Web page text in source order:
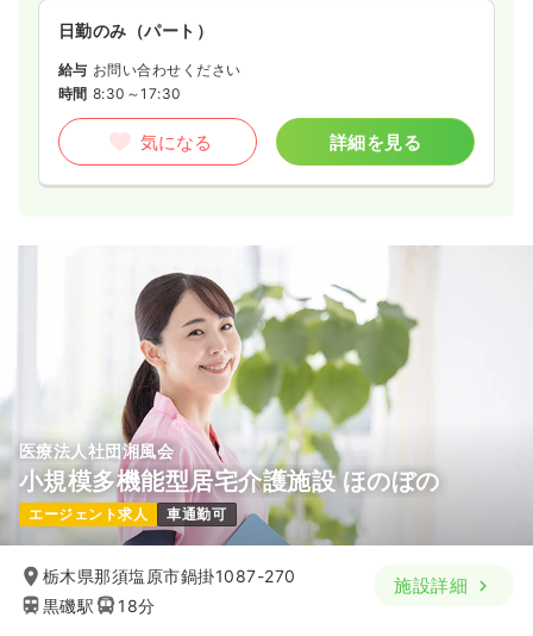
日勤のみ（パート）
給与 お問い合わせください
時間 8:30～17:30
気になる 詳細を見る
医療法人社団湘風会
小規模多機能型居宅介護施設 ほのぼの
エージェント求人 車通勤可
栃木県那須塩原市鍋掛1087-270
黒磯駅
18分
施設詳細